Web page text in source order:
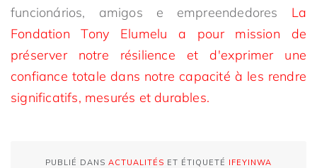
funcionários, amigos e empreendedores La
Fondation Tony Elumelu a pour mission de
préserver notre résilience et d'exprimer une
confiance totale dans notre capacité à les rendre
significatifs, mesurés et durables.
PUBLIÉ DANS ACTUALITÉS ET ÉTIQUETÉ IFEYINWA